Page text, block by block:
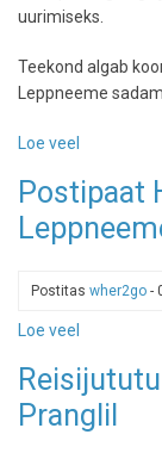
uurimiseks.
Teekond algab
Leppneeme
Loe veel
Pranglil
Postipaat
Postitas wher2go -
Loe veel
Helge,
mis
sõidab
Pranglil